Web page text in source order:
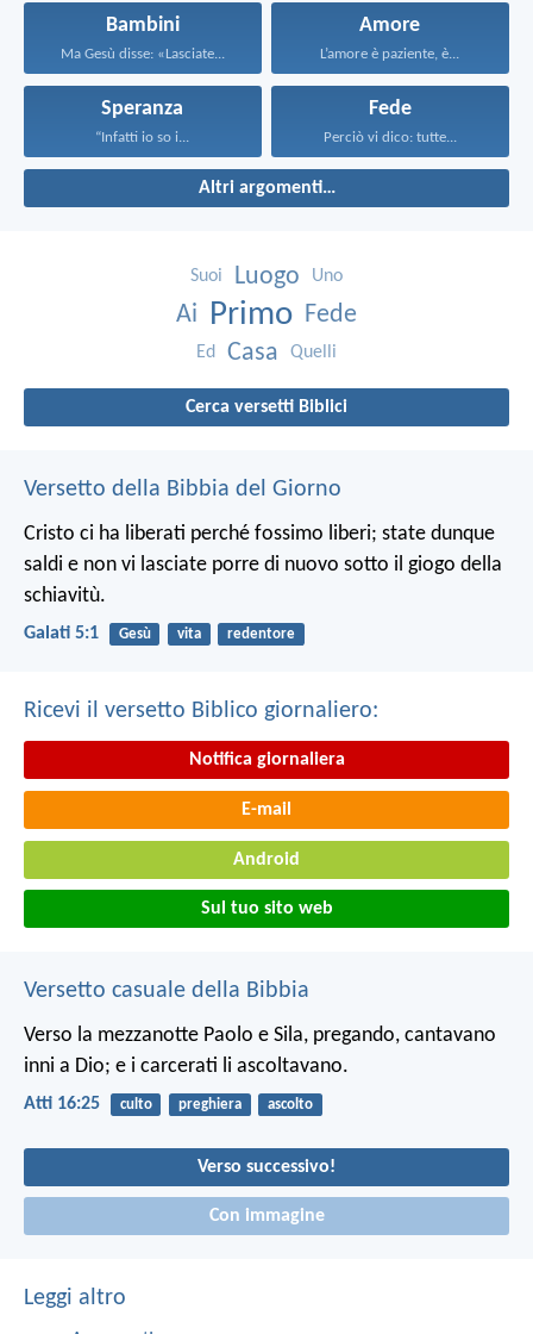
Bambini
Ma Gesù disse: «Lasciate...
Amore
L’amore è paziente, è...
Speranza
“Infatti io so i...
Fede
Perciò vi dico: tutte...
Altri argomenti…
Suoi Luogo Uno
Ai Primo Fede
Ed Casa Quelli
Cerca versetti Biblici
Versetto della Bibbia del Giorno
Cristo ci ha liberati perché fossimo liberi; state dunque
saldi e non vi lasciate porre di nuovo sotto il giogo della
schiavitù.
Galati 5:1 Gesù vita redentore
Ricevi il versetto Biblico giornaliero:
Notifica giornaliera
E-mail
Android
Sul tuo sito web
Versetto casuale della Bibbia
Verso la mezzanotte Paolo e Sila, pregando, cantavano
inni a Dio; e i carcerati li ascoltavano.
Atti 16:25 culto preghiera ascolto
Verso successivo!
Con immagine
Leggi altro